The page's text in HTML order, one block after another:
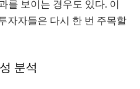
를 보이는 경우도 있다. 이
자자들은 다시 한 번 주목할
분석